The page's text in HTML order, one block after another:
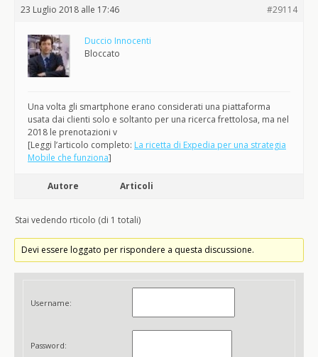
23 Luglio 2018 alle 17:46 #29114
Duccio Innocenti
Bloccato
Una volta gli smartphone erano considerati una piattaforma
usata dai clienti solo e soltanto per una ricerca frettolosa, ma nel
2018 le prenotazioni v
[Leggi l’articolo completo: La ricetta di Expedia per una strategia
Mobile che funziona]
Autore Articoli
Stai vedendo rticolo (di 1 totali)
Devi essere loggato per rispondere a questa discussione.
Username:
Password: